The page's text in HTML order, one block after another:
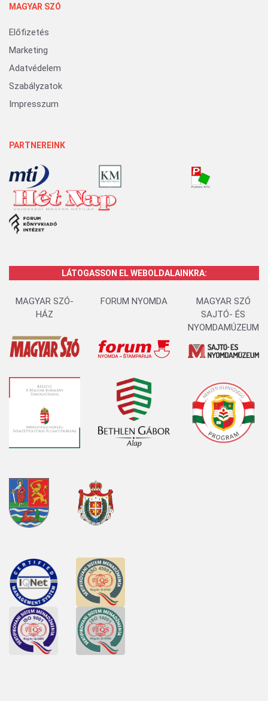
MAGYAR SZÓ
Előfizetés
Marketing
Adatvédelem
Szabályzatok
Impresszum
PARTNEREINK
LÁTOGASSON EL WEBOLDALAINKRA:
MAGYAR SZÓ-
HÁZ
FORUM NYOMDA
MAGYAR SZÓ
SAJTÓ- ÉS
NYOMDAMÚZEUM